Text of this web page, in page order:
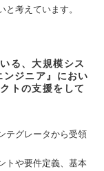
考えています。
る、大規模シス
ジニア』におい
トの支援をして
テグレータから受領
トや要件定義、基本